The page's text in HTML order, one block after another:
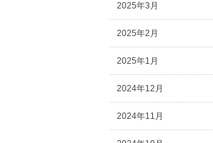
2025年3月
2025年2月
2025年1月
2024年12月
2024年11月